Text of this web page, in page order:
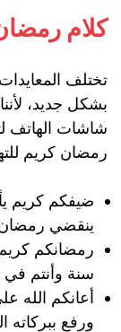
كلام
تختلف المعايدات
بشكل جديد،
شاشات الهاتف
رمضان كريم
ضيفكم كريم
ينقضي رمضان
رمضانكم
سنة وأنتم في
أعانكم الله
ورفع ببركاته